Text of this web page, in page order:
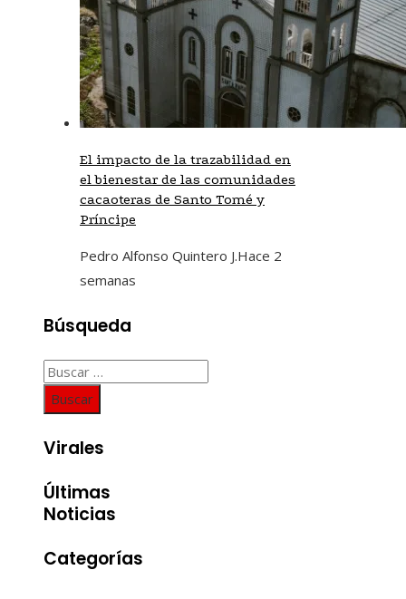
El impacto de la trazabilidad en
el bienestar de las comunidades
cacaoteras de Santo Tomé y
Príncipe
Pedro Alfonso Quintero J.Hace 2
semanas
Búsqueda
Buscar:
Virales
Últimas
Noticias
Categorías